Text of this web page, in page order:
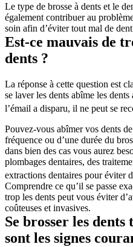
Le type de brosse à dents et le
également contribuer au
soin afin d’éviter tout mal de
Est-ce mauvais de
dents ?
La réponse à cette question est
se laver les dents abîme les
l’émail a disparu, il ne peut se
Pouvez-vous abîmer vos dents
fréquence ou d’une durée du
dans bien des cas vous aurez
plombages dentaires, des
extractions dentaires pour éviter
Comprendre ce qu’il se passe
trop les dents peut vous éviter
coûteuses et invasives.
Se brosser les
sont les signes